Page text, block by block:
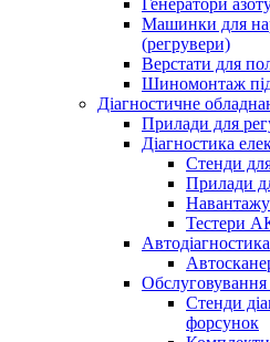
Генератори
Машинки для
(регрувери)
Верстати для
Шиномонтаж
Діагностичне
Прилади для
Діагностика
Стенди для
Прилади
Тестери
Автодіагностика
Стенди
форсунок